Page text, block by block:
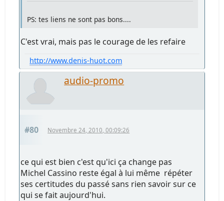
PS: tes liens ne sont pas bons....
C'est vrai, mais pas le courage de les refaire
http://www.denis-huot.com
audio-promo
#80 Novembre 24, 2010, 00:09:26
ce qui est bien c'est qu'ici ça change pas
Michel Cassino reste égal à lui même répéter
ses certitudes du passé sans rien savoir sur ce
qui se fait aujourd'hui.